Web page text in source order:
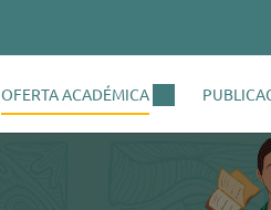
OFERTA ACADÉMICA